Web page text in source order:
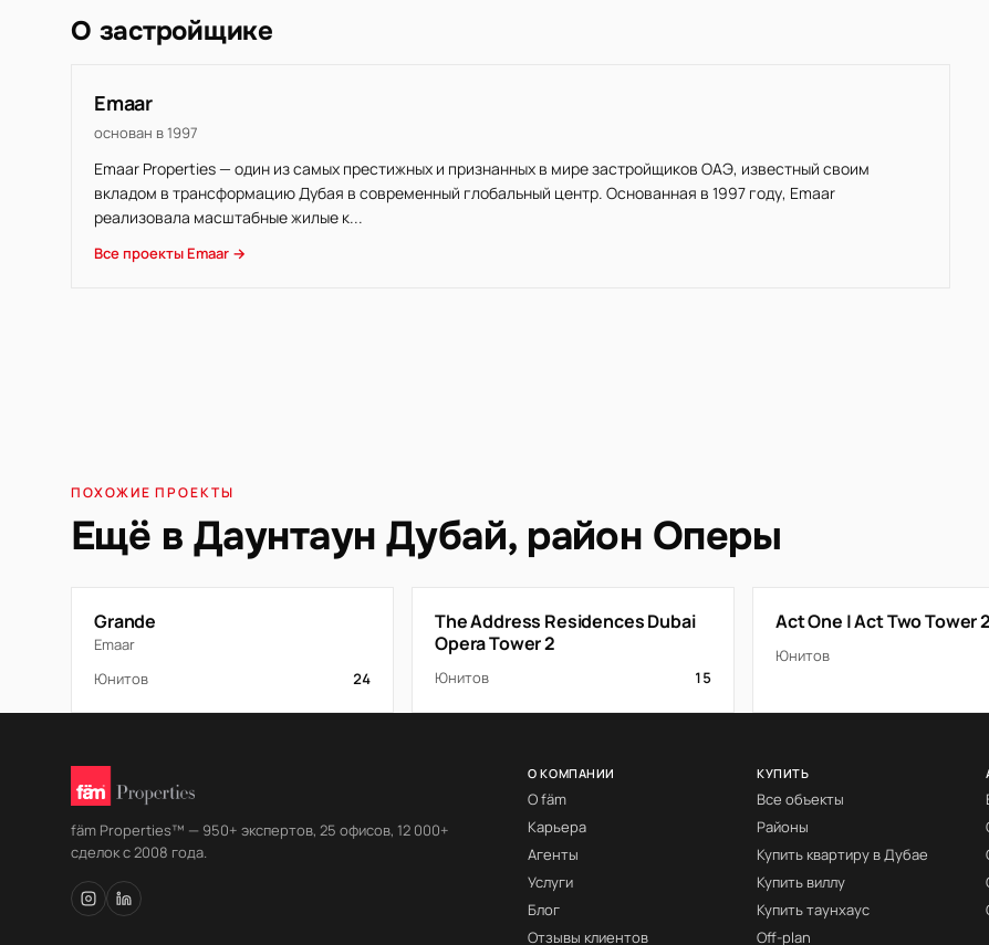
О застройщике
Emaar
основан в 1997
Emaar Properties — один из самых престижных и признанных в мире застройщиков ОАЭ, известный своим
вкладом в трансформацию Дубая в современный глобальный центр. Основанная в 1997 году, Emaar
реализовала масштабные жилые к...
Все проекты Emaar →
ПОХОЖИЕ ПРОЕКТЫ
Ещё в Даунтаун Дубай, район Оперы
Grande
Emaar
Юнитов
24
The Address Residences Dubai
Opera Tower 2
Юнитов 15
Act One | Act Two Tower 2
Юнитов
fäm Properties™ — 950+ экспертов, 25 офисов, 12 000+
сделок с 2008 года.
О КОМПАНИИ
О fäm
Карьера
Агенты
Услуги
Блог
Отзывы клиентов
КУПИТЬ
Все объекты
Районы
Купить квартиру в Дубае
Купить виллу
Купить таунхаус
Off-plan